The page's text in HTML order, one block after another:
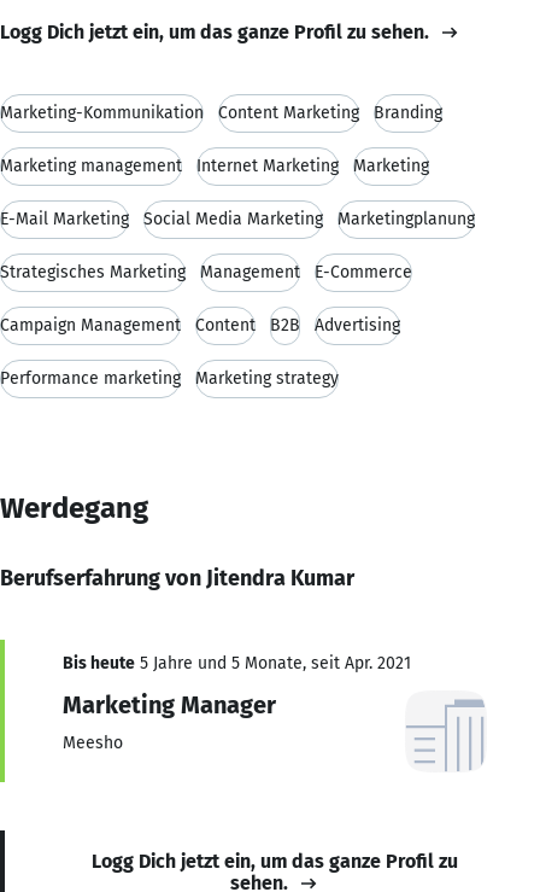
Logg Dich jetzt ein, um das ganze Profil zu sehen.
Marketing-Kommunikation Content Marketing Branding
Marketing management Internet Marketing Marketing
E-Mail Marketing Social Media Marketing Marketingplanung
Strategisches Marketing Management E-Commerce
Campaign Management Content B2B Advertising
Performance marketing Marketing strategy
Werdegang
Berufserfahrung von Jitendra Kumar
Bis heute 5 Jahre und 5 Monate, seit Apr. 2021
Marketing Manager
Meesho
Logg Dich jetzt ein, um das ganze Profil zu
sehen.